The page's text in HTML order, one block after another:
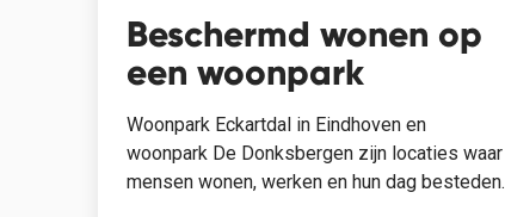
Beschermd wonen op
een woonpark
Woonpark Eckartdal in Eindhoven en
woonpark De Donksbergen zijn locaties waar
mensen wonen, werken en hun dag besteden.